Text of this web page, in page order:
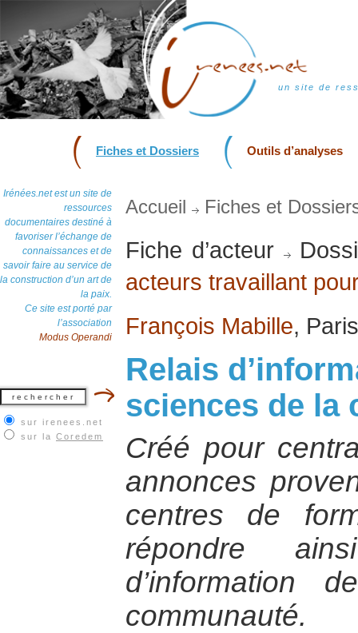
un site de
Fiches et Dossiers Outils d’analyses
Irénées.net est un site de
ressources
documentaires destiné à
favoriser l’échange de
connaissances et de
savoir faire au service de
la construction d’un art de
la paix.
Ce site est porté par
l’association
Modus Operandi
sur irenees.net
sur la Coredem
Accueil Fiches et
Fiche d’acteur
acteurs travaillant
François Mabille,
Relais
sciences de la
Créé pour
annonces
centres de
répondre
d’information
communauté.